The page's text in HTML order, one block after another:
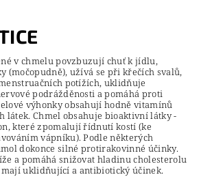
v chmelu povzbuzují chuť k jídlu,
(močopudně), užívá se při křečích svalů,
potížích, uklidňuje
podrážděnosti a pomáhá proti
výhonky obsahují hodně vitamínů
látek. Chmel obsahuje bioaktivní látky -
které zpomalují řídnutí kostí (ke
vápníku). Podle některých
dokonce silné protirakovinné účinky.
a pomáhá snižovat hladinu cholesterolu
uklidňující a antibiotický účinek.